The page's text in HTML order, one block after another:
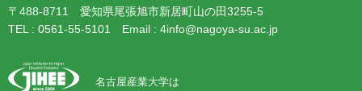
〒488-8711 愛知県尾張旭市新居町山の田3255-5
TEL : 0561-55-5101 Email : 4info@nagoya-su.ac.jp
名古屋産業大学は